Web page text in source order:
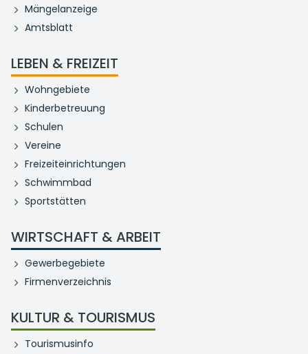
Mängelanzeige
Amtsblatt
LEBEN & FREIZEIT
Wohngebiete
Kinderbetreuung
Schulen
Vereine
Freizeiteinrichtungen
Schwimmbad
Sportstätten
WIRTSCHAFT & ARBEIT
Gewerbegebiete
Firmenverzeichnis
KULTUR & TOURISMUS
Tourismusinfo